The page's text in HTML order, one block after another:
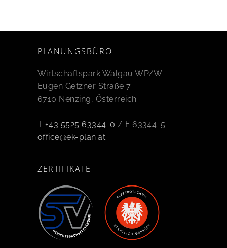
PLANUNGSBÜRO
Wirtschaftspark Walgau WP/W
Eugen Getzner Straße 7
6710 Nenzing, Österreich
T +43 5525 63344-0 / F 63344-5
office@ek-plan.at
ZERTIFIKATE